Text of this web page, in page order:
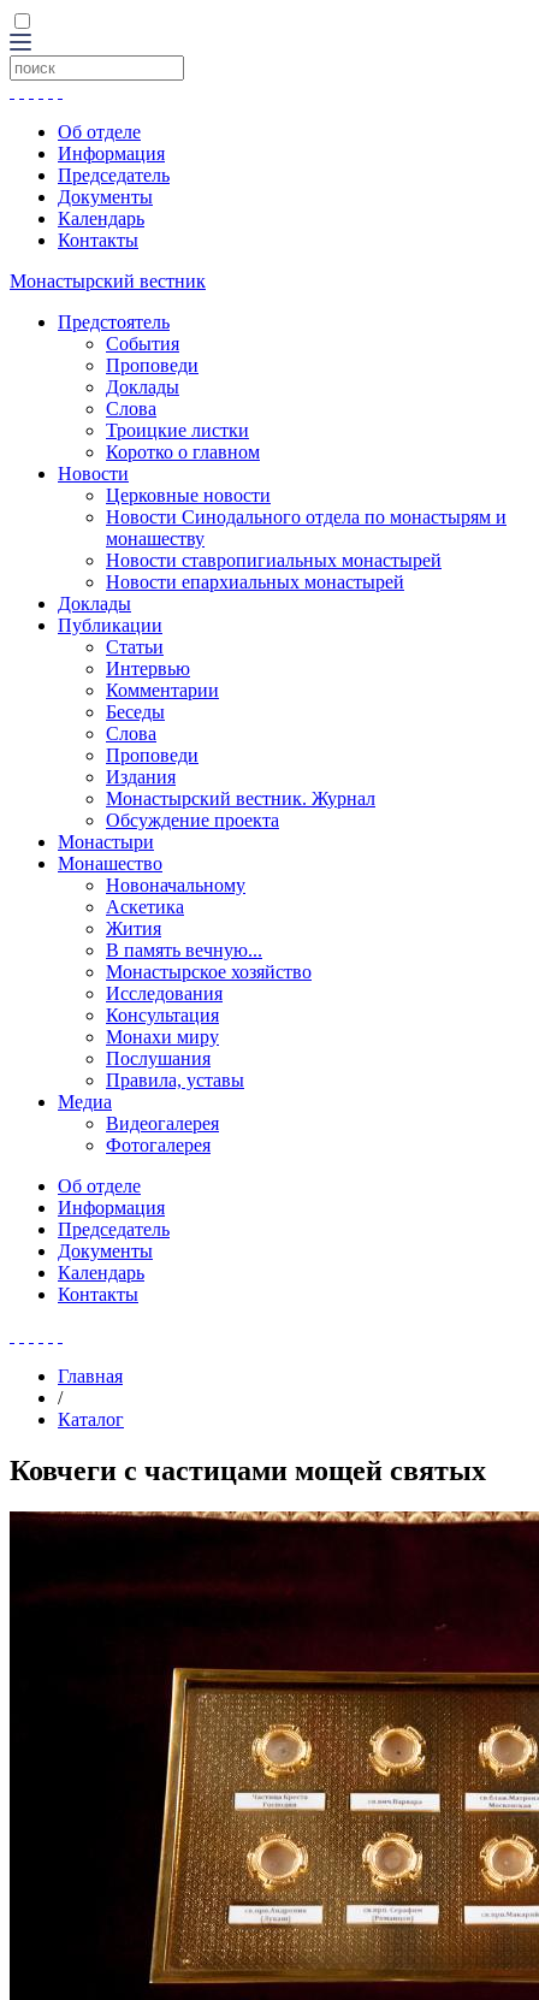
Об отделе
Информация
Председатель
Документы
Календарь
Контакты
Монастырский вестник
Предстоятель
События
Проповеди
Доклады
Слова
Троицкие листки
Коротко о главном
Новости
Церковные новости
Новости Синодального отдела по монастырям и
монашеству
Новости ставропигиальных монастырей
Новости епархиальных монастырей
Доклады
Публикации
Статьи
Интервью
Комментарии
Беседы
Слова
Проповеди
Издания
Монастырский вестник. Журнал
Обсуждение проекта
Монастыри
Монашество
Новоначальному
Аскетика
Жития
В память вечную...
Монастырское хозяйство
Исследования
Консультация
Монахи миру
Послушания
Правила, уставы
Медиа
Видеогалерея
Фотогалерея
Об отделе
Информация
Председатель
Документы
Календарь
Контакты
Главная
/
Каталог
Ковчеги с частицами мощей святых